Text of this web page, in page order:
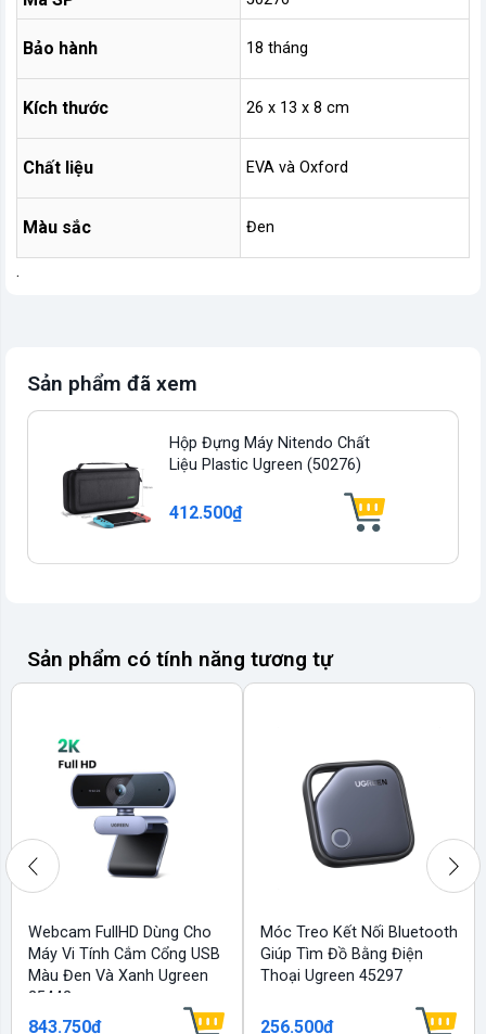
Bảo hành 18 tháng
Kích thước 26 x 13 x 8 cm
Chất liệu EVA và Oxford
Màu sắc Đen
.
Sản phẩm đã xem
Hộp Đựng Máy Nitendo Chất
Liệu Plastic Ugreen (50276)
412.500₫
Sản phẩm có tính năng tương tự
Webcam FullHD Dùng Cho
Máy Vi Tính Cắm Cổng USB
Màu Đen Và Xanh Ugreen
25442
843.750₫
Móc Treo Kết Nối Bluetooth
Giúp Tìm Đồ Bằng Điện
Thoại Ugreen 45297
256.500₫